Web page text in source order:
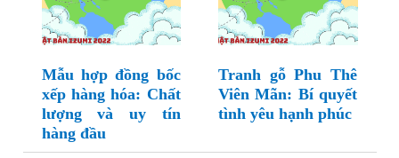
Mẫu hợp đồng bốc
xếp hàng hóa: Chất
lượng và uy tín
hàng đầu
Tranh gỗ Phu Thê
Viên Mãn: Bí quyết
tình yêu hạnh phúc